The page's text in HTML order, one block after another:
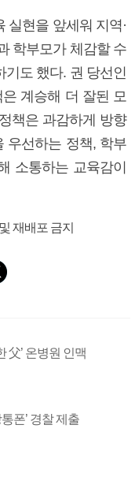
실현을 앞세워 지역·
학부모가 체감할 수
도 했다. 권 당선인
계승해 더 잘된 모
책은 과감하게 방향
우선하는 정책, 학부
소통하는 교육감이
재배포 금지
父’ 온병원 인맥
폰’ 경찰 제출